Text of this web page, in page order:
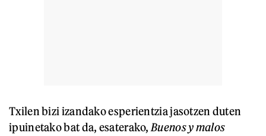
Txilen bizi izandako esperientzia jasotzen duten
ipuinetako bat da, esaterako, Buenos y malos